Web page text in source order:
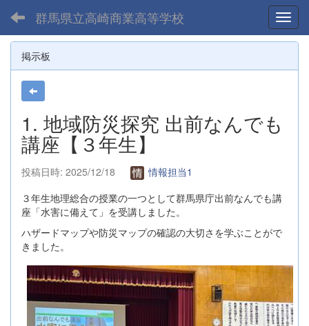
群馬県立高崎商業高等学校
掲示板
1. 地域防災探究 出前なんでも
講座【３年生】
投稿日時: 2025/12/18
情報担当1
３年生地理総合の授業の一つとして群馬県庁出前なんでも講
座「水害に備えて」を受講しました。
ハザードマップや防災マップの確認の大切さを学ぶことがで
きました。